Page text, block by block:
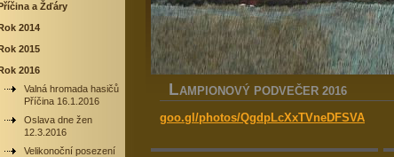
LAMPIONOVÝ PODVEČER 2016
goo.gl/photos/QgdpLcXxTVneDFSVA
a Žďáry
2014
2015
2016
Valná hromada hasičů
Příčina 16.1.2016
Oslava dne žen
12.3.2016
Velikonoční posezení